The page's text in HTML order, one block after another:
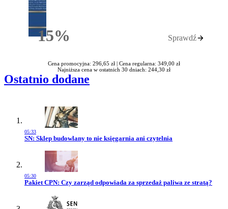
15%Rabatu Sprawdź
Cena promocyjna: 296,65 zł | Cena regularna: 349,00 zł
Najniższa cena w ostatnich 30 dniach: 244,30 zł
Ostatnio dodane
05:33
Przejdź do artykułu:
SN: Sklep budowlany to nie księgarnia ani czytelnia
05:30
Przejdź do artykułu:
Pakiet CPN: Czy zarząd odpowiada za sprzedaż paliwa ze stratą?